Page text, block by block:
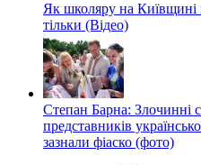
Як школяру на Київщині
тільки (Відео)
Степан Барна: Злочинні
представників
зазнали фіаско (фото)